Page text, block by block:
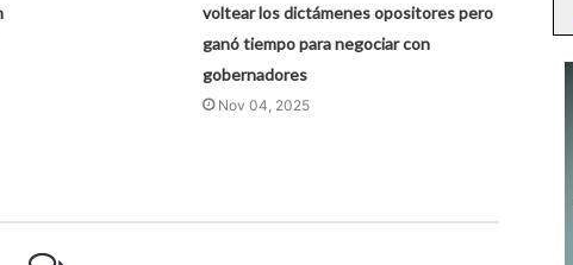
voltear los dictámenes opositores pero
ganó tiempo para negociar con
gobernadores
Nov 04, 2025